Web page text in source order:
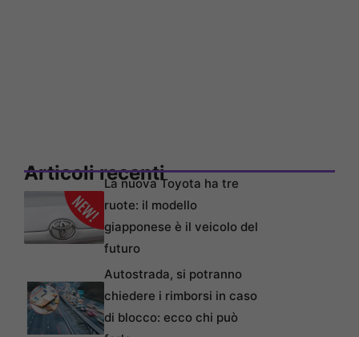
Articoli recentiLa nuova Toyota ha tre
ruote: il modello
giapponese è il veicolo del
futuro
Autostrada, si potranno
chiedere i rimborsi in caso
di blocco: ecco chi può